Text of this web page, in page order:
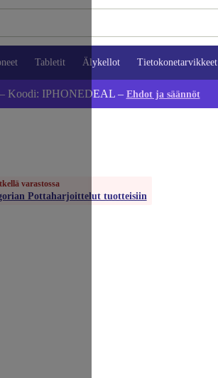
Tabletit Älykellot Tietokonetarvikkeet
Koodi: IPHONEDEAL – Ehdot ja säännöt
varastossa
Pottaharjoittelut tuotteisiin